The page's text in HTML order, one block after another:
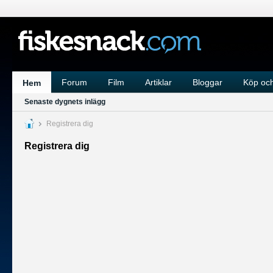
Hem Forum Film Artiklar Bloggar Köp
Senaste dygnets inlägg
Registrera dig
Registrera dig